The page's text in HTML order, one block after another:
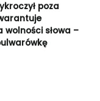
poza
słowa –